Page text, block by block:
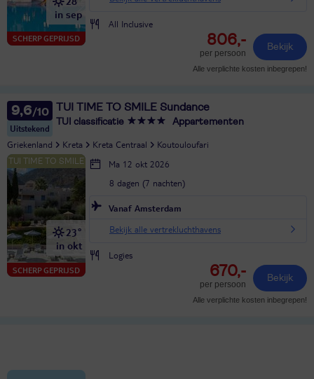
SCHERP GEPRIJSD
in sep
All Inclusive
806,-
per persoon
Bekijk
Alle verplichte kosten inbegrepen!
9,6
Uitstekend
TUI TIME TO SMILE Sundance
TUI classificatie Appartementen
Griekenland Kreta Kreta Centraal Koutouloufari
SCHERP GEPRIJSD
23°
in okt
Ma 12 okt 2026
8 dagen (7 nachten)
Vanaf Amsterdam
Bekijk alle vertrekluchthavens
Logies
670,-
per persoon
Bekijk
Alle verplichte kosten inbegrepen!